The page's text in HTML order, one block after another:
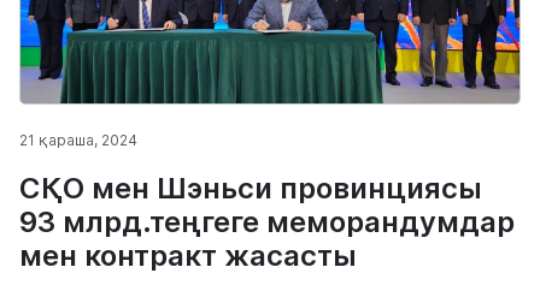
21 қараша, 2024
СҚО мен Шэньси провинциясы
93 млрд.теңгеге меморандумдар
мен контракт жасасты